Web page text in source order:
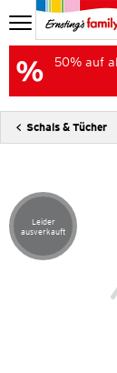
50% auf
Schals & Tücher
Artikel leider
Leider
ausverkauft